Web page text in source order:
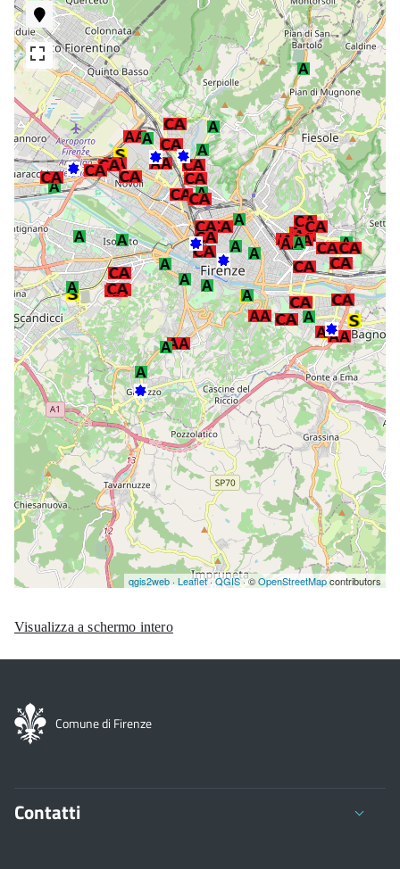
Visualizza a schermo intero
Comune di Firenze
Contatti